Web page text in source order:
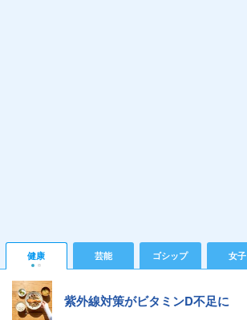
健康 芸能 ゴシップ 女子
紫外線対策がビタミンD不足に